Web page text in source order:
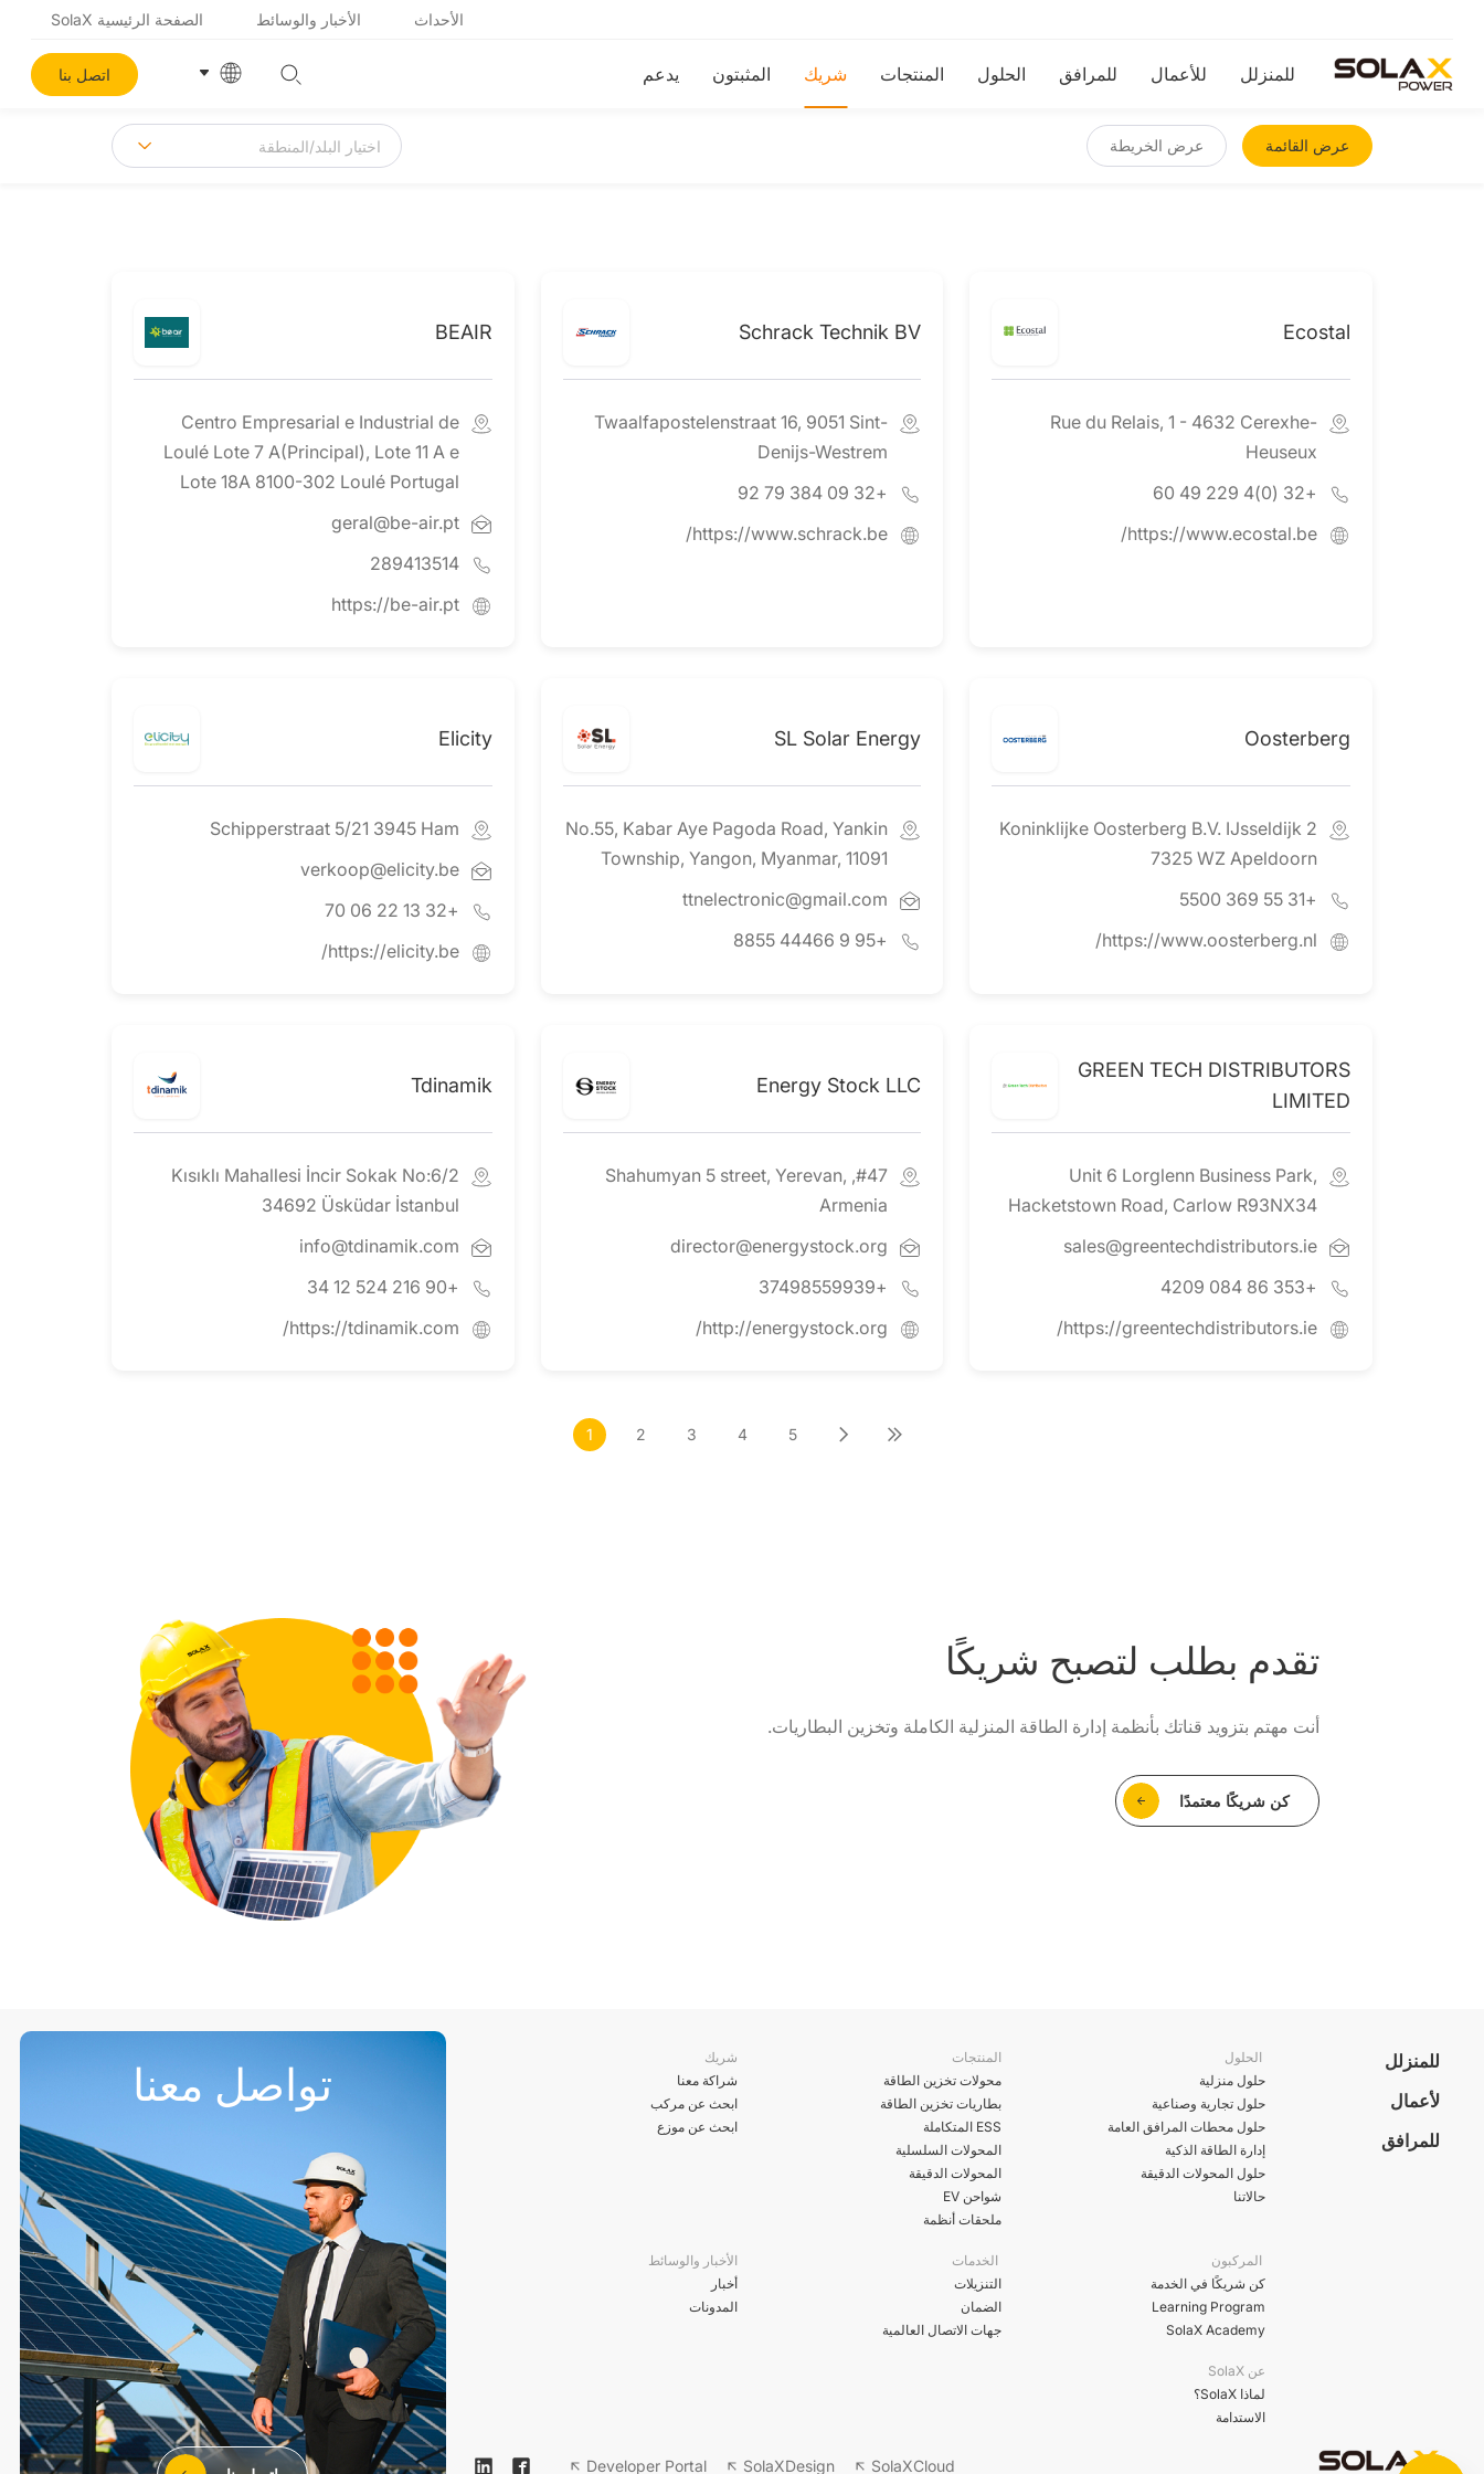
الأحداث الأخبار والوسائط الصفحة الرئيسية SolaX
للمنزلل للأعمال للمرافق الحلول المنتجات شريك المثبتون يدعم اتصل بنا
عرض القائمة عرض الخريطة
Ecostal
Rue du Relais, 1 - 4632 Cerexhe-
Heuseux
+32 (0)4 229 49 60
https://www.ecostal.be/
Schrack Technik BV
Twaalfapostelenstraat 16, 9051 Sint-
Denijs-Westrem
+32 09 384 79 92
https://www.schrack.be/
BEAIR
Centro Empresarial e Industrial de
Loulé Lote 7 A(Principal), Lote 11 A e
Lote 18A 8100-302 Loulé Portugal
geral@be-air.pt
289413514
https://be-air.pt
Oosterberg
Koninklijke Oosterberg B.V. IJsseldijk 2
7325 WZ Apeldoorn
+31 55 369 5500
https://www.oosterberg.nl/
SL Solar Energy
No.55, Kabar Aye Pagoda Road, Yankin
Township, Yangon, Myanmar, 11091
ttnelectronic@gmail.com
+95 9 44466 8855
Elicity
Schipperstraat 5/21 3945 Ham
verkoop@elicity.be
+32 13 22 06 70
https://elicity.be/
GREEN TECH DISTRIBUTORS
LIMITED
Unit 6 Lorglenn Business Park,
Hacketstown Road, Carlow R93NX34
sales@greentechdistributors.ie
+353 86 084 4209
https://greentechdistributors.ie/
Energy Stock LLC
#47, Shahumyan 5 street, Yerevan,
Armenia
director@energystock.org
+37498559939
http://energystock.org/
Tdinamik
Kısıklı Mahallesi İncir Sokak No:6/2
34692 Üsküdar İstanbul
info@tdinamik.com
+90 216 524 12 34
https://tdinamik.com/
1 2 3 4 5
تقدم بطلب لتصبح شريكًا
أنت مهتم بتزويد قناتك بأنظمة إدارة الطاقة المنزلية الكاملة وتخزين البطاريات.
كن شريكًا معتمدًا
للمنزلل
لأعمال
للمرافق
الحلول
حلول منزلية
حلول تجارية وصناعية
حلول محطات المرافق العامة
إدارة الطاقة الذكية
حلول المحولات الدقيقة
حالاتنا
المنتجات
محولات تخزين الطاقة
بطاريات تخزين الطاقة
ESS المتكاملة
المحولات السلسلية
المحولات الدقيقة
شواحن EV
ملحقات أنظمة
شريك
شراكة معنا
ابحث عن مركب
ابحث عن موزع
المركبون
كن شريكًا في الخدمة
Learning Program
SolaX Academy
الخدمات
التنزيلات
الضمان
جهات الاتصال العالمية
الأخبار والوسائط
أخبار
المدونات
عن SolaX
لماذا SolaX؟
الاستدامة
SolaXCloud
SolaXDesign
Developer Portal
تواصل معنا